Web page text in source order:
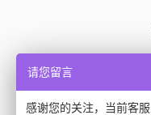
请您留言
感谢您的关注，当前客